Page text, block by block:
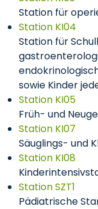
Station für
Station KI04
Station für
sowie Kinder
Station KI05
Früh- und
Station KI07
Säuglings- und
Station KI08
Station SZT1
Pädiatrische